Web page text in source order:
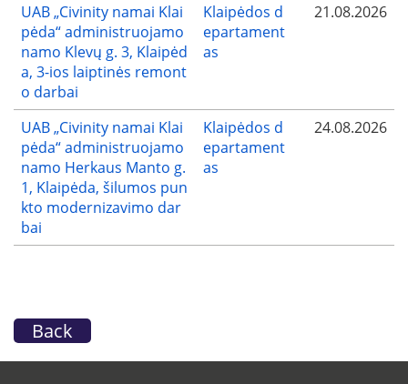
UAB „Civinity namai Klai
pėda“ administruojamo
namo Klevų g. 3, Klaipėd
a, 3-ios laiptinės remont
o darbai
Klaipėdos d
epartament
as
21.08.2026
UAB „Civinity namai Klai
pėda“ administruojamo
namo Herkaus Manto g.
1, Klaipėda, šilumos pun
kto modernizavimo dar
bai
Klaipėdos d
epartament
as
24.08.2026
Back